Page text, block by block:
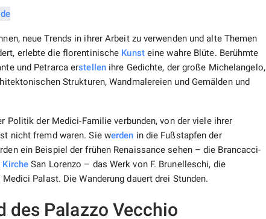
neue Trends in ihrer Arbeit zu verwenden und alte Themen
erlebte die florentinische Kunsteine wahre Blüte. Berühmte
und Petrarca erstellenihre Gedichte, der große Michelangelo,
Strukturen, Wandmalereien und Gemälden und
der Medici-Familie verbunden, von der viele ihrer
nicht fremd waren. Sie werden in die Fußstapfen der
ein Beispiel der frühen Renaissance sehen – die Brancacci-
Kirche San Lorenzo – das Werk von F. Brunelleschi, die
Palast. Die Wanderung dauert drei Stunden.
des Palazzo Vecchio